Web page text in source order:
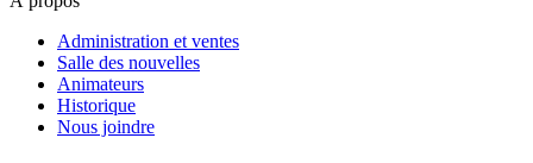
Administration et ventes
Salle des nouvelles
Animateurs
Historique
Nous joindre